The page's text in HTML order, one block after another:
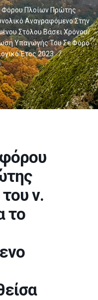
Πλοίων Πρώτης
Αναγραφόμενο Στην
Στόλου Βάσει Χρόνου/
Υπαγωγής Του Σε Φόρο
Έτος 2023
/
ν.
το